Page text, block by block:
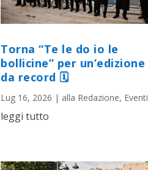
Torna “Te le do io le
bollicine” per un’edizione
da record 🗓
Lug 16, 2026 | alla Redazione, Eventi
leggi tutto